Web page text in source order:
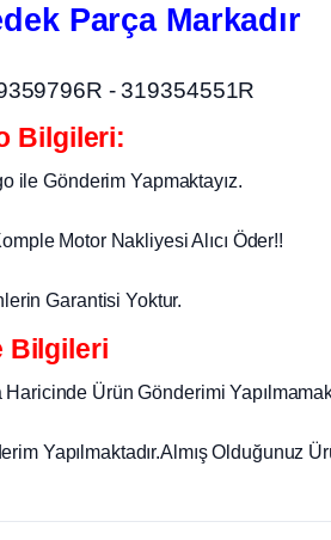
Parça Markadır
- 319354551R
Bilgileri:
ile Gönderim Yapmaktayız.
Motor Nakliyesi Alıcı Öder!!
Garantisi Yoktur.
Bilgileri
Ürün Gönderimi
Yapılmaktadır.Almış Olduğunuz